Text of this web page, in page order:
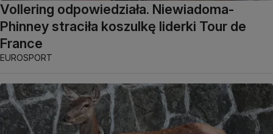
Vollering odpowiedziała. Niewiadoma-
Phinney straciła koszulkę liderki Tour de
France
EUROSPORT